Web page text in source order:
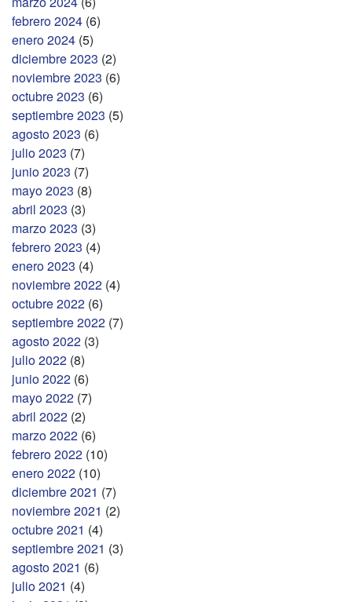
febrero 2024 (6)
enero 2024 (5)
diciembre 2023 (2)
noviembre 2023 (6)
octubre 2023 (6)
septiembre 2023 (5)
agosto 2023 (6)
julio 2023 (7)
junio 2023 (7)
mayo 2023 (8)
abril 2023 (3)
marzo 2023 (3)
febrero 2023 (4)
enero 2023 (4)
noviembre 2022 (4)
octubre 2022 (6)
septiembre 2022 (7)
agosto 2022 (3)
julio 2022 (8)
junio 2022 (6)
mayo 2022 (7)
abril 2022 (2)
marzo 2022 (6)
febrero 2022 (10)
enero 2022 (10)
diciembre 2021 (7)
noviembre 2021 (2)
octubre 2021 (4)
septiembre 2021 (3)
agosto 2021 (6)
julio 2021 (4)